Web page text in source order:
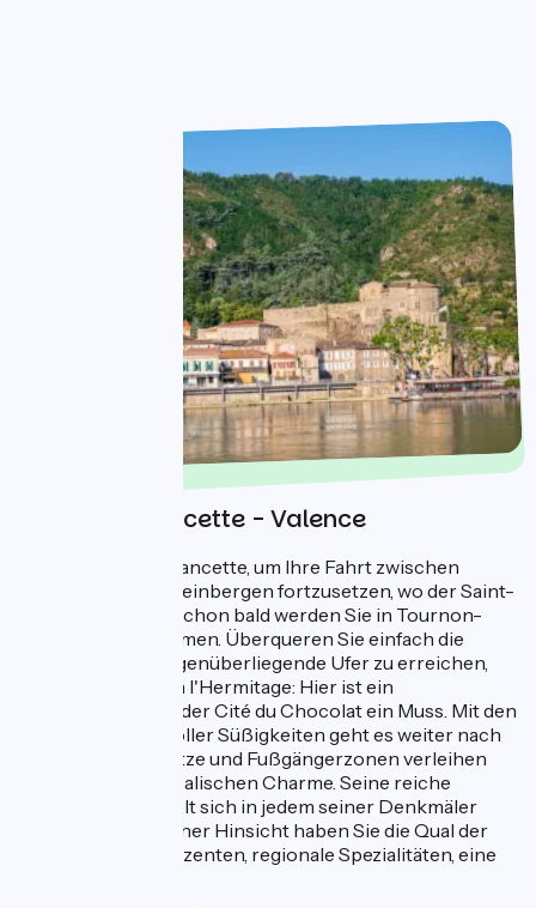
Tag 4 : Andancette - Valence
Verlassen Sie Andancette, um Ihre Fahrt zwischen
Obstgärten und Weinbergen fortzusetzen, wo der Saint-
Joseph König ist. Schon bald werden Sie in Tournon-
sur-Rhône ankommen. Überqueren Sie einfach die
Brücke, um das gegenüberliegende Ufer zu erreichen,
und Sie sind in Tain l'Hermitage: Hier ist ein
Zwischenstopp in der Cité du Chocolat ein Muss. Mit den
Fahrradtaschen voller Süßigkeiten geht es weiter nach
Valence. Seine Plätze und Fußgängerzonen verleihen
ihm einen provenzalischen Charme. Seine reiche
Geschichte spiegelt sich in jedem seiner Denkmäler
wider. In kulinarischer Hinsicht haben Sie die Qual der
Wahl: lokale Produzenten, regionale Spezialitäten, eine